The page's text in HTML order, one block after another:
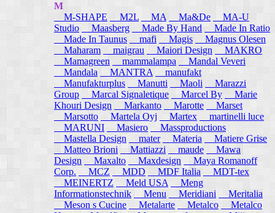
M
M-SHAPE
M2L MA Ma&De
MA-U
Studio
Maasberg Made By Hand
Made In Ratio
Made In Taunus
mafi Magis
Magnus Olesen
Maharam
maigrau Maiori Design
MAKRO
Mamagreen
mammalampa
Mandal Veveri
Mandala
MANTRA
manufakt
Manufakturplus
Manutti Maoli
Marazzi
Group
Marcal Signaletique Marcel By
Marie
Khouri Design
Markanto Marotte
Marset
Marsotto
Martela Oyj Martex
martinelli luce
MARUNI
Masiero
Massproductions
Mastella Design
mater Materia
Matiere Grise
Matteo Brioni
Mattiazzi maude
Mawa
Design
Maxalto Maxdesign
Maya Romanoff
Corp.
MCZ MDD MDF Italia
MDT-tex
MEINERTZ
Meld USA
Meng
Informationstechnik
Menu Meridiani
Meritalia
Meson s Cucine
Metalarte Metalco
Metalco